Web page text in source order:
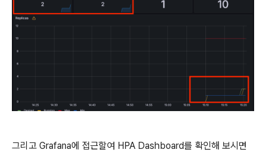
그리고 Grafana에 접근할여 HPA Dashboard를 확인해 보시면